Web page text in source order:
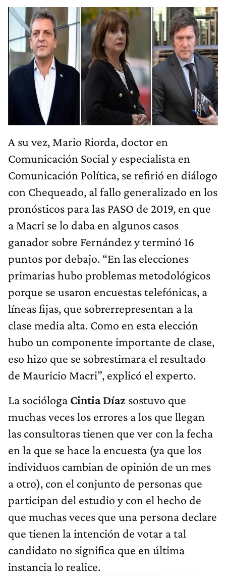
A su vez, Mario Riorda, doctor en
Comunicación Social y especialista en
Comunicación Política, se refirió en diálogo
con Chequeado, al fallo generalizado en los
pronósticos para las PASO de 2019, en que
a Macri se lo daba en algunos casos
ganador sobre Fernández y terminó 16
puntos por debajo. “En las elecciones
primarias hubo problemas metodológicos
porque se usaron encuestas telefónicas, a
líneas fijas, que sobrerrepresentan a la
clase media alta. Como en esta elección
hubo un componente importante de clase,
eso hizo que se sobrestimara el resultado
de Mauricio Macri”, explicó el experto.
La socióloga Cintia Díaz sostuvo que
muchas veces los errores a los que llegan
las consultoras tienen que ver con la fecha
en la que se hace la encuesta (ya que los
individuos cambian de opinión de un mes
a otro), con el conjunto de personas que
participan del estudio y con el hecho de
que muchas veces que una persona declare
que tienen la intención de votar a tal
candidato no significa que en última
instancia lo realice.